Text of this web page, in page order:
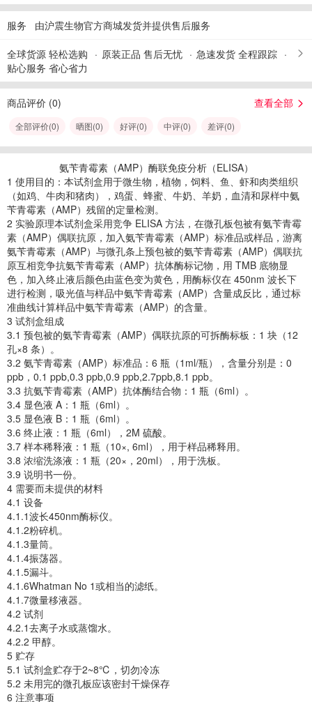
服务 由沪震生物官方商城发货并提供售后服务
全球货源 轻松选购 原装正品 售后无忧
急速发货 全程跟踪
贴心服务 省心省力
商品评价 (0) 查看全部
全部评价(0) 晒图(0) 好评(0) 中评(0) 差评(0)
氨苄青霉素（AMP）酶联免疫分析（ELISA）
1 使用目的：本试剂盒用于微生物，植物，饲料、鱼、虾和肉类组织
（如鸡、牛肉和猪肉），鸡蛋、蜂蜜、牛奶、羊奶，血清和尿样中氨
苄青霉素（AMP）残留的定量检测。
2 实验原理本试剂盒采用竞争 ELISA 方法，在微孔板包被有氨苄青霉
素（AMP）偶联抗原，加入氨苄青霉素（AMP）标准品或样品，游离
氨苄青霉素（AMP）与微孔条上预包被的氨苄青霉素（AMP）偶联抗
原互相竞争抗氨苄青霉素（AMP）抗体酶标记物，用 TMB 底物显
色，加入终止液后颜色由蓝色变为黄色，用酶标仪在 450nm 波长下
进行检测，吸光值与样品中氨苄青霉素（AMP）含量成反比，通过标
准曲线计算样品中氨苄青霉素（AMP）的含量。
3 试剂盒组成
3.1 预包被的氨苄青霉素（AMP）偶联抗原的可拆酶标板：1 块（12
孔×8 条）。
3.2 氨苄青霉素（AMP）标准品：6 瓶（1ml/瓶），含量分别是：0
ppb，0.1 ppb,0.3 ppb,0.9 ppb,2.7ppb,8.1 ppb。
3.3 抗氨苄青霉素（AMP）抗体酶结合物：1 瓶（6ml）。
3.4 显色液 A：1 瓶（6ml）。
3.5 显色液 B：1 瓶（6ml）。
3.6 终止液：1 瓶（6ml），2M 硫酸。
3.7 样本稀释液：1 瓶（10×, 6ml），用于样品稀释用。
3.8 浓缩洗涤液：1 瓶（20×，20ml），用于洗板。
3.9 说明书一份。
4 需要而未提供的材料
4.1 设备
4.1.1波长450nm酶标仪。
4.1.2粉碎机。
4.1.3量筒。
4.1.4振荡器。
4.1.5漏斗。
4.1.6Whatman No 1或相当的滤纸。
4.1.7微量移液器。
4.2 试剂
4.2.1去离子水或蒸馏水。
4.2.2 甲醇。
5 贮存
5.1 试剂盒贮存于2~8℃，切勿冷冻
5.2 未用完的微孔板应该密封干燥保存
6 注意事项